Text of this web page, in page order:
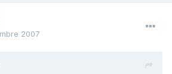
2007